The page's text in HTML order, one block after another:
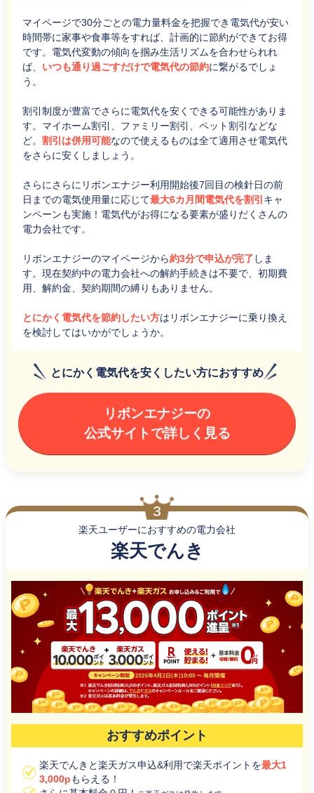
マイページで30分ごとの電力量料金を把握でき電気代が安い
時間帯に家事や食事等をすれば、計画的に節約ができてお得
です。電気代変動の傾向を掴み生活リズムを合わせられれ
ば、 いつも通り過ごすだけで電気代の節約に繋がるでしょ
う。
割引制度が豊富でさらに電気代を安くできる可能性がありま
す。マイホーム割引、ファミリー割引、ペット割引などな
ど。 割引は併用可能なので使えるものは全て適用させ電気代
をさらに安くしましょう。
さらにさらにリボンエナジー利用開始後7回目の検針日の前
日までの電気使用量に応じて最大6カ月間電気代を割引 キャ
ンペーンも実施！電気代がお得になる要素が盛りだくさんの
電力会社です。
リボンエナジーのマイページから約3分で申込が完了 しま
す。現在契約中の電力会社への解約手続きは不要で、初期費
用、解約金、契約期間の縛りもありません。
とにかく電気代を節約したい方はリボンエナジーに乗り換え
を検討してはいかがでしょうか。
とにかく電気代を安くしたい方におすすめ
リボンエナジーの
公式サイトで詳しく見る
楽天ユーザーにおすすめの電力会社
楽天でんき
おすすめポイント
楽天でんきと楽天ガス申込&利用で楽天ポイントを最大1
3,000p もらえる！